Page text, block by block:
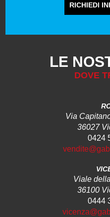
RICHIEDI
LE
DOVE
Via
36027
0424
Viale
36100
0444